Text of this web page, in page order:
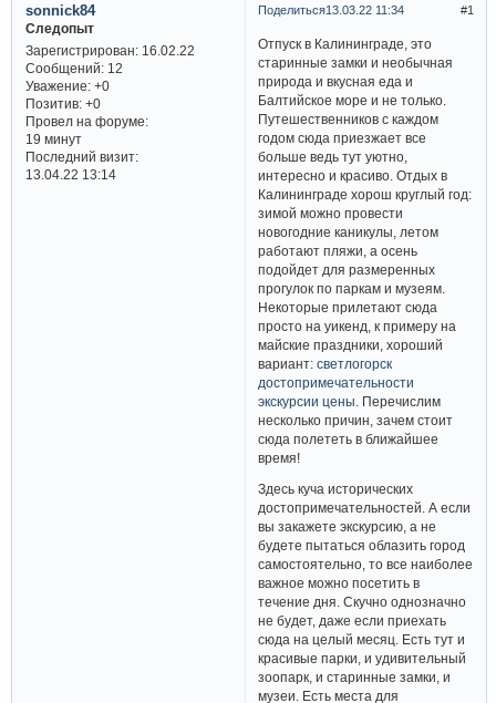
Поделиться 1
13.03.22 11:34
sonnick84
Следопыт
Зарегистрирован: 16.02.22
Сообщений:12
Уважение: +0
Позитив: +0
Провел на форуме:
19 минут
Последний визит:
13.04.22 13:14
Отпуск в Калининграде, это
старинные замки и необычная
природа и вкусная еда и
Балтийское море и не только.
Путешественников с каждом
годом сюда приезжает все
больше ведь тут уютно,
интересно и красиво. Отдых в
Калининграде хорош круглый год:
зимой можно провести
новогодние каникулы, летом
работают пляжи, а осень
подойдет для размеренных
прогулок по паркам и музеям.
Некоторые прилетают сюда
просто на уикенд, к примеру на
майские праздники, хороший
вариант:светлогорск
достопримечательности
экскурсии цены . Перечислим
несколько причин, зачем стоит
сюда полететь в ближайшее
время!
Здесь куча исторических
достопримечательностей. А если
вы закажете экскурсию, а не
будете пытаться облазить город
самостоятельно, то все наиболее
важное можно посетить в
течение дня. Скучно однозначно
не будет, даже если приехать
сюда на целый месяц. Есть тут и
красивые парки, и удивительный
зоопарк, и старинные замки, и
музеи. Есть места для